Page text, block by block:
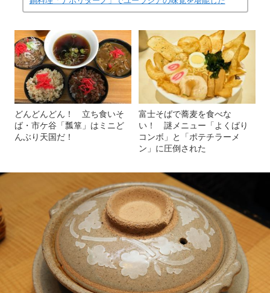
どんどんどん！ 立ち食いそ
ば・市ケ谷「瓢箪」はミニど
んぶり天国だ！
富士そばで蕎麦を食べな
い！ 謎メニュー「よくばり
コンボ」と「ポテチラーメ
ン」に圧倒された